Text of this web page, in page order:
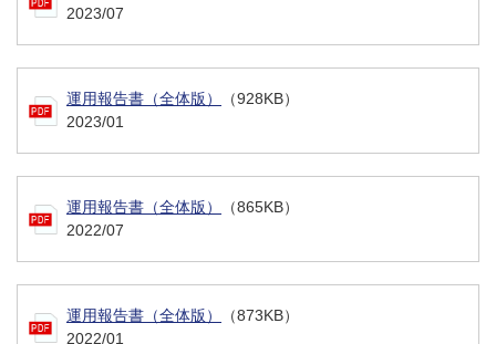
2023/07
運用報告書（全体版）
（928KB）
2023/01
運用報告書（全体版）
（865KB）
2022/07
運用報告書（全体版）
（873KB）
2022/01